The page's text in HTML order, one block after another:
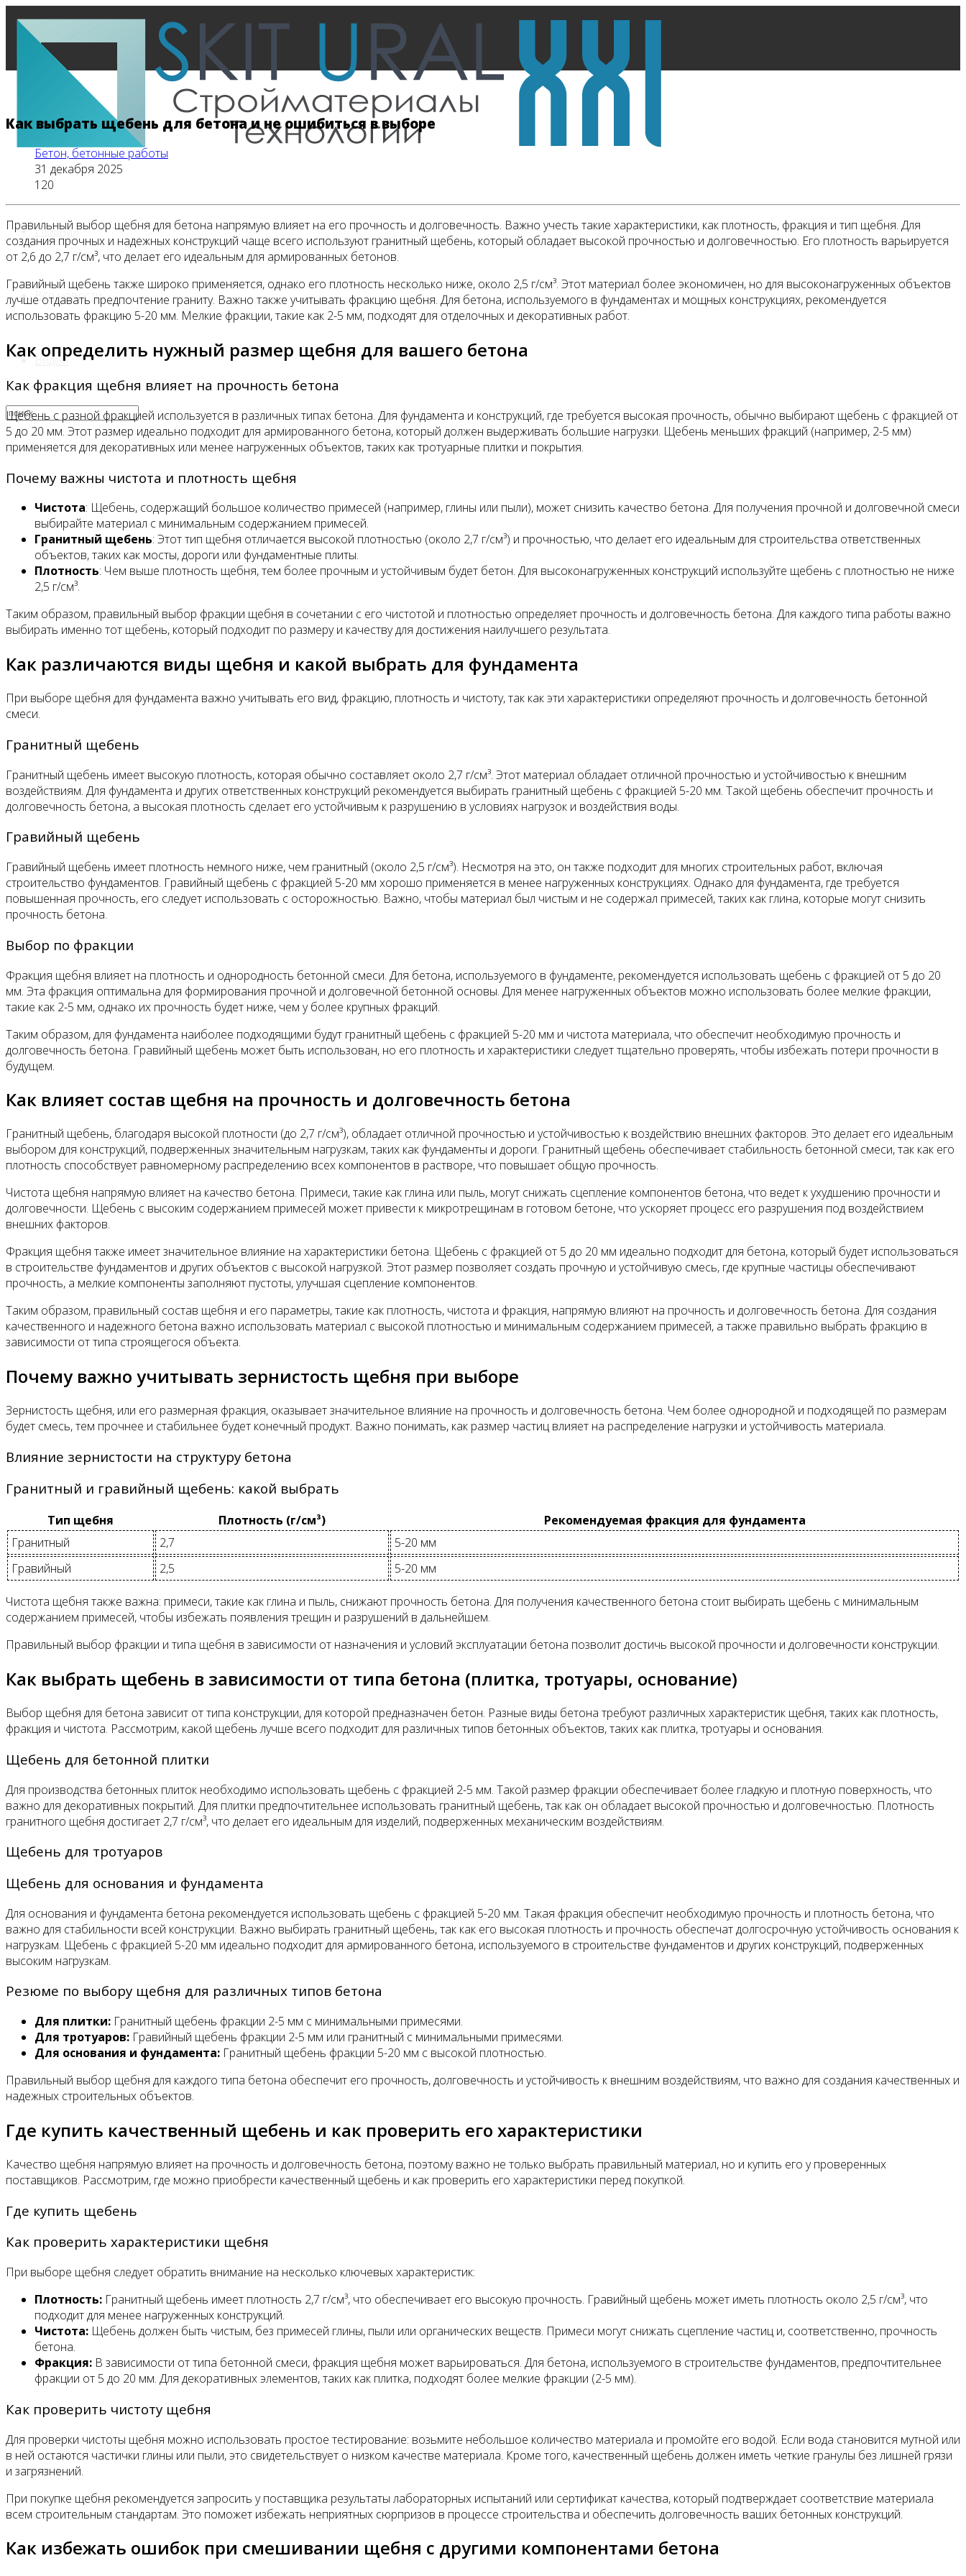
Главная
Все новости
Видео
Как выбрать щебень для бетона и не ошибиться в выборе
Бетон, бетонные работы
31 декабря 2025
120
Правильный выбор щебня для бетона напрямую влияет на его прочность и долговечность. Важно учесть такие характеристики, как плотность, фракция и тип щебня. Для
создания прочных и надежных конструкций чаще всего используют гранитный щебень, который обладает высокой прочностью и долговечностью. Его плотность варьируется
от 2,6 до 2,7 г/см³, что делает его идеальным для армированных бетонов.
Гравийный щебень также широко применяется, однако его плотность несколько ниже, около 2,5 г/см³. Этот материал более экономичен, но для высоконагруженных объектов
лучше отдавать предпочтение граниту. Важно также учитывать фракцию щебня. Для бетона, используемого в фундаментах и мощных конструкциях, рекомендуется
использовать фракцию 5-20 мм. Мелкие фракции, такие как 2-5 мм, подходят для отделочных и декоративных работ.
Как определить нужный размер щебня для вашего бетона
Как фракция щебня влияет на прочность бетона
Щебень с разной фракцией используется в различных типах бетона. Для фундамента и конструкций, где требуется высокая прочность, обычно выбирают щебень с фракцией от
5 до 20 мм. Этот размер идеально подходит для армированного бетона, который должен выдерживать большие нагрузки. Щебень меньших фракций (например, 2-5 мм)
применяется для декоративных или менее нагруженных объектов, таких как тротуарные плитки и покрытия.
Почему важны чистота и плотность щебня
Чистота: Щебень, содержащий большое количество примесей (например, глины или пыли), может снизить качество бетона. Для получения прочной и долговечной смеси
выбирайте материал с минимальным содержанием примесей.
Гранитный щебень: Этот тип щебня отличается высокой плотностью (около 2,7 г/см³) и прочностью, что делает его идеальным для строительства ответственных
объектов, таких как мосты, дороги или фундаментные плиты.
Плотность: Чем выше плотность щебня, тем более прочным и устойчивым будет бетон. Для высоконагруженных конструкций используйте щебень с плотностью не ниже
2,5 г/см³.
Таким образом, правильный выбор фракции щебня в сочетании с его чистотой и плотностью определяет прочность и долговечность бетона. Для каждого типа работы важно
выбирать именно тот щебень, который подходит по размеру и качеству для достижения наилучшего результата.
Как различаются виды щебня и какой выбрать для фундамента
При выборе щебня для фундамента важно учитывать его вид, фракцию, плотность и чистоту, так как эти характеристики определяют прочность и долговечность бетонной
смеси.
Гранитный щебень
Гранитный щебень имеет высокую плотность, которая обычно составляет около 2,7 г/см³. Этот материал обладает отличной прочностью и устойчивостью к внешним
воздействиям. Для фундамента и других ответственных конструкций рекомендуется выбирать гранитный щебень с фракцией 5-20 мм. Такой щебень обеспечит прочность и
долговечность бетона, а высокая плотность сделает его устойчивым к разрушению в условиях нагрузок и воздействия воды.
Гравийный щебень
Гравийный щебень имеет плотность немного ниже, чем гранитный (около 2,5 г/см³). Несмотря на это, он также подходит для многих строительных работ, включая
строительство фундаментов. Гравийный щебень с фракцией 5-20 мм хорошо применяется в менее нагруженных конструкциях. Однако для фундамента, где требуется
повышенная прочность, его следует использовать с осторожностью. Важно, чтобы материал был чистым и не содержал примесей, таких как глина, которые могут снизить
прочность бетона.
Выбор по фракции
Фракция щебня влияет на плотность и однородность бетонной смеси. Для бетона, используемого в фундаменте, рекомендуется использовать щебень с фракцией от 5 до 20
мм. Эта фракция оптимальна для формирования прочной и долговечной бетонной основы. Для менее нагруженных объектов можно использовать более мелкие фракции,
такие как 2-5 мм, однако их прочность будет ниже, чем у более крупных фракций.
Таким образом, для фундамента наиболее подходящими будут гранитный щебень с фракцией 5-20 мм и чистота материала, что обеспечит необходимую прочность и
долговечность бетона. Гравийный щебень может быть использован, но его плотность и характеристики следует тщательно проверять, чтобы избежать потери прочности в
будущем.
Как влияет состав щебня на прочность и долговечность бетона
Гранитный щебень, благодаря высокой плотности (до 2,7 г/см³), обладает отличной прочностью и устойчивостью к воздействию внешних факторов. Это делает его идеальным
выбором для конструкций, подверженных значительным нагрузкам, таких как фундаменты и дороги. Гранитный щебень обеспечивает стабильность бетонной смеси, так как его
плотность способствует равномерному распределению всех компонентов в растворе, что повышает общую прочность.
Чистота щебня напрямую влияет на качество бетона. Примеси, такие как глина или пыль, могут снижать сцепление компонентов бетона, что ведет к ухудшению прочности и
долговечности. Щебень с высоким содержанием примесей может привести к микротрещинам в готовом бетоне, что ускоряет процесс его разрушения под воздействием
внешних факторов.
Фракция щебня также имеет значительное влияние на характеристики бетона. Щебень с фракцией от 5 до 20 мм идеально подходит для бетона, который будет использоваться
в строительстве фундаментов и других объектов с высокой нагрузкой. Этот размер позволяет создать прочную и устойчивую смесь, где крупные частицы обеспечивают
прочность, а мелкие компоненты заполняют пустоты, улучшая сцепление компонентов.
Таким образом, правильный состав щебня и его параметры, такие как плотность, чистота и фракция, напрямую влияют на прочность и долговечность бетона. Для создания
качественного и надежного бетона важно использовать материал с высокой плотностью и минимальным содержанием примесей, а также правильно выбрать фракцию в
зависимости от типа строящегося объекта.
Почему важно учитывать зернистость щебня при выборе
Зернистость щебня, или его размерная фракция, оказывает значительное влияние на прочность и долговечность бетона. Чем более однородной и подходящей по размерам
будет смесь, тем прочнее и стабильнее будет конечный продукт. Важно понимать, как размер частиц влияет на распределение нагрузки и устойчивость материала.
Влияние зернистости на структуру бетона
Гранитный и гравийный щебень: какой выбрать
Тип щебня Плотность (г/см³)
Рекомендуемая фракция для фундамента
Гранитный
2,7
5-20 мм
Гравийный
2,5 5-20 мм
Чистота щебня также важна: примеси, такие как глина и пыль, снижают прочность бетона. Для получения качественного бетона стоит выбирать щебень с минимальным
содержанием примесей, чтобы избежать появления трещин и разрушений в дальнейшем.
Правильный выбор фракции и типа щебня в зависимости от назначения и условий эксплуатации бетона позволит достичь высокой прочности и долговечности конструкции.
Как выбрать щебень в зависимости от типа бетона (плитка, тротуары, основание)
Выбор щебня для бетона зависит от типа конструкции, для которой предназначен бетон. Разные виды бетона требуют различных характеристик щебня, таких как плотность,
фракция и чистота. Рассмотрим, какой щебень лучше всего подходит для различных типов бетонных объектов, таких как плитка, тротуары и основания.
Щебень для бетонной плитки
Для производства бетонных плиток необходимо использовать щебень с фракцией 2-5 мм. Такой размер фракции обеспечивает более гладкую и плотную поверхность, что
важно для декоративных покрытий. Для плитки предпочтительнее использовать гранитный щебень, так как он обладает высокой прочностью и долговечностью. Плотность
гранитного щебня достигает 2,7 г/см³, что делает его идеальным для изделий, подверженных механическим воздействиям.
Щебень для тротуаров
Щебень для основания и фундамента
Для основания и фундамента бетона рекомендуется использовать щебень с фракцией 5-20 мм. Такая фракция обеспечит необходимую прочность и плотность бетона, что
важно для стабильности всей конструкции. Важно выбирать гранитный щебень, так как его высокая плотность и прочность обеспечат долгосрочную устойчивость основания к
нагрузкам. Щебень с фракцией 5-20 мм идеально подходит для армированного бетона, используемого в строительстве фундаментов и других конструкций, подверженных
высоким нагрузкам.
Резюме по выбору щебня для различных типов бетона
Для плитки: Гранитный щебень фракции 2-5 мм с минимальными примесями.
Для тротуаров: Гравийный щебень фракции 2-5 мм или гранитный с минимальными примесями.
Для основания и фундамента: Гранитный щебень фракции 5-20 мм с высокой плотностью.
Правильный выбор щебня для каждого типа бетона обеспечит его прочность, долговечность и устойчивость к внешним воздействиям, что важно для создания качественных и
надежных строительных объектов.
Где купить качественный щебень и как проверить его характеристики
Качество щебня напрямую влияет на прочность и долговечность бетона, поэтому важно не только выбрать правильный материал, но и купить его у проверенных
поставщиков. Рассмотрим, где можно приобрести качественный щебень и как проверить его характеристики перед покупкой.
Где купить щебень
Как проверить характеристики щебня
При выборе щебня следует обратить внимание на несколько ключевых характеристик:
Плотность: Гранитный щебень имеет плотность 2,7 г/см³, что обеспечивает его высокую прочность. Гравийный щебень может иметь плотность около 2,5 г/см³, что
подходит для менее нагруженных конструкций.
Чистота: Щебень должен быть чистым, без примесей глины, пыли или органических веществ. Примеси могут снижать сцепление частиц и, соответственно, прочность
бетона.
Фракция: В зависимости от типа бетонной смеси, фракция щебня может варьироваться. Для бетона, используемого в строительстве фундаментов, предпочтительнее
фракции от 5 до 20 мм. Для декоративных элементов, таких как плитка, подходят более мелкие фракции (2-5 мм).
Как проверить чистоту щебня
Для проверки чистоты щебня можно использовать простое тестирование: возьмите небольшое количество материала и промойте его водой. Если вода становится мутной или
в ней остаются частички глины или пыли, это свидетельствует о низком качестве материала. Кроме того, качественный щебень должен иметь четкие гранулы без лишней грязи
и загрязнений.
При покупке щебня рекомендуется запросить у поставщика результаты лабораторных испытаний или сертификат качества, который подтверждает соответствие материала
всем строительным стандартам. Это поможет избежать неприятных сюрпризов в процессе строительства и обеспечить долговечность ваших бетонных конструкций.
Как избежать ошибок при смешивании щебня с другими компонентами бетона